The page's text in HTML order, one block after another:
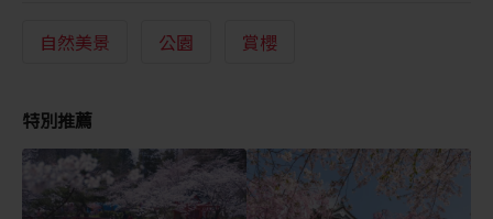
自然美景 公園 賞櫻
特別推薦